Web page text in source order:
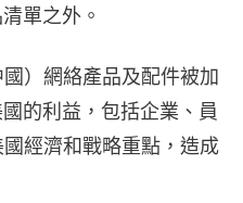
單之外。
）網絡產品及配件被加
的利益，包括企業、員
經濟和戰略重點，造成